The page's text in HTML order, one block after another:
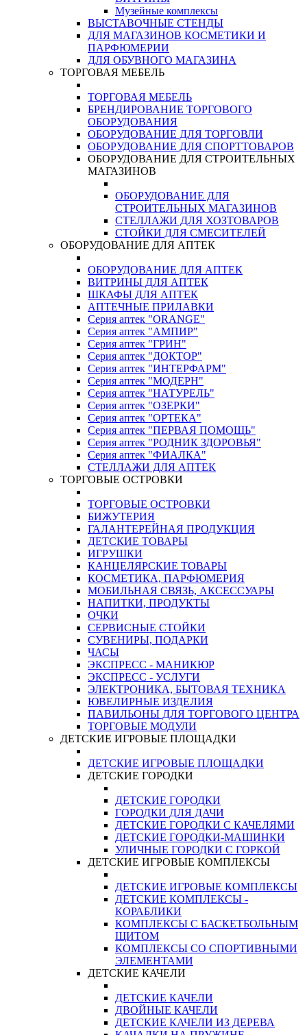
Музейные комплексы
ВЫСТАВОЧНЫЕ СТЕНДЫ
ДЛЯ МАГАЗИНОВ КОСМЕТИКИ И
ПАРФЮМЕРИИ
ДЛЯ ОБУВНОГО МАГАЗИНА
ТОРГОВАЯ МЕБЕЛЬ
ТОРГОВАЯ МЕБЕЛЬ
БРЕНДИРОВАНИЕ ТОРГОВОГО
ОБОРУДОВАНИЯ
ОБОРУДОВАНИЕ ДЛЯ ТОРГОВЛИ
ОБОРУДОВАНИЕ ДЛЯ СПОРТТОВАРОВ
ОБОРУДОВАНИЕ ДЛЯ СТРОИТЕЛЬНЫХ
МАГАЗИНОВ
ОБОРУДОВАНИЕ ДЛЯ
СТРОИТЕЛЬНЫХ МАГАЗИНОВ
СТЕЛЛАЖИ ДЛЯ ХОЗТОВАРОВ
СТОЙКИ ДЛЯ СМЕСИТЕЛЕЙ
ОБОРУДОВАНИЕ ДЛЯ АПТЕК
ОБОРУДОВАНИЕ ДЛЯ АПТЕК
ВИТРИНЫ ДЛЯ АПТЕК
ШКАФЫ ДЛЯ АПТЕК
АПТЕЧНЫЕ ПРИЛАВКИ
Серия аптек "ORANGE"
Серия аптек "АМПИР"
Серия аптек "ГРИН"
Серия аптек "ДОКТОР"
Серия аптек "ИНТЕРФАРМ"
Серия аптек "МОДЕРН"
Серия аптек "НАТУРЕЛЬ"
Серия аптек "ОЗЕРКИ"
Серия аптек "ОРТЕКА"
Серия аптек "ПЕРВАЯ ПОМОЩЬ"
Серия аптек "РОДНИК ЗДОРОВЬЯ"
Серия аптек "ФИАЛКА"
СТЕЛЛАЖИ ДЛЯ АПТЕК
ТОРГОВЫЕ ОСТРОВКИ
ТОРГОВЫЕ ОСТРОВКИ
БИЖУТЕРИЯ
ГАЛАНТЕРЕЙНАЯ ПРОДУКЦИЯ
ДЕТСКИЕ ТОВАРЫ
ИГРУШКИ
КАНЦЕЛЯРСКИЕ ТОВАРЫ
КОСМЕТИКА, ПАРФЮМЕРИЯ
МОБИЛЬНАЯ СВЯЗЬ, АКСЕССУАРЫ
НАПИТКИ, ПРОДУКТЫ
ОЧКИ
СЕРВИСНЫЕ СТОЙКИ
СУВЕНИРЫ, ПОДАРКИ
ЧАСЫ
ЭКСПРЕСС - МАНИКЮР
ЭКСПРЕСС - УСЛУГИ
ЭЛЕКТРОНИКА, БЫТОВАЯ ТЕХНИКА
ЮВЕЛИРНЫЕ ИЗДЕЛИЯ
ПАВИЛЬОНЫ ДЛЯ ТОРГОВОГО ЦЕНТРА
ТОРГОВЫЕ МОДУЛИ
ДЕТСКИЕ ИГРОВЫЕ ПЛОЩАДКИ
ДЕТСКИЕ ИГРОВЫЕ ПЛОЩАДКИ
ДЕТСКИЕ ГОРОДКИ
ДЕТСКИЕ ГОРОДКИ
ГОРОДКИ ДЛЯ ДАЧИ
ДЕТСКИЕ ГОРОДКИ С КАЧЕЛЯМИ
ДЕТСКИЕ ГОРОДКИ-МАШИНКИ
УЛИЧНЫЕ ГОРОДКИ С ГОРКОЙ
ДЕТСКИЕ ИГРОВЫЕ КОМПЛЕКСЫ
ДЕТСКИЕ ИГРОВЫЕ КОМПЛЕКСЫ
ДЕТСКИЕ КОМПЛЕКСЫ -
КОРАБЛИКИ
КОМПЛЕКСЫ С БАСКЕТБОЛЬНЫМ
ЩИТОМ
КОМПЛЕКСЫ СО СПОРТИВНЫМИ
ЭЛЕМЕНТАМИ
ДЕТСКИЕ КАЧЕЛИ
ДЕТСКИЕ КАЧЕЛИ
ДВОЙНЫЕ КАЧЕЛИ
ДЕТСКИЕ КАЧЕЛИ ИЗ ДЕРЕВА